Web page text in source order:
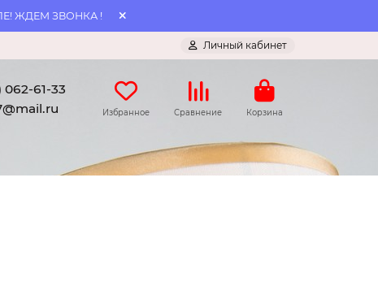
ЖДЕМ ЗВОНКА !
Личный кабинет
062-61-33
Избранное Сравнение Корзина